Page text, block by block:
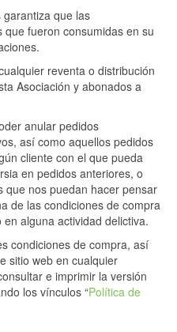
garantiza que las
fueron consumidas en su
reventa o distribución
Asociación y abonados a
anular pedidos
así como aquellos pedidos
cliente con el que pueda
en pedidos anteriores, o
que nos puedan hacer pensar
de las condiciones de compra
alguna actividad delictiva.
condiciones de compra, así
sitio web en cualquier
e imprimir la versión
los vínculos “Política de